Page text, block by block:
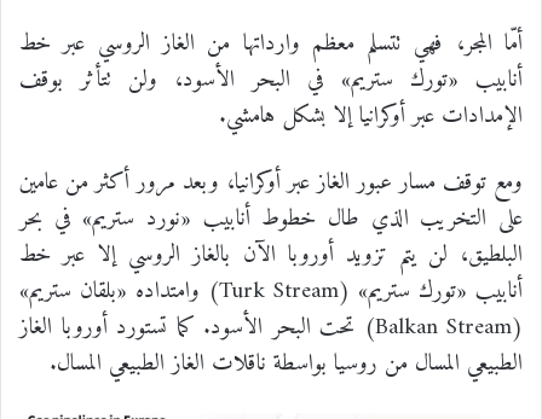
أمّا المجر، فهي تتسلم معظم وارداتها من الغاز الروسي عبر خط
أنابيب «تورك ستريم» في البحر الأسود، ولن تتأثر بوقف
الإمدادات عبر أوكرانيا إلا بشكل هامشي.
ومع توقف مسار عبور الغاز عبر أوكرانيا، وبعد مرور أكثر من عامين
على التخريب الذي طال خطوط أنابيب «نورد ستريم» في بحر
البلطيق، لن يتم تزويد أوروبا الآن بالغاز الروسي إلا عبر خط
أنابيب «تورك ستريم» (Turk Stream) وامتداده «بلقان ستريم»
(Balkan Stream) تحت البحر الأسود. كما تستورد أوروبا الغاز
الطبيعي المسال من روسيا بواسطة ناقلات الغاز الطبيعي المسال.